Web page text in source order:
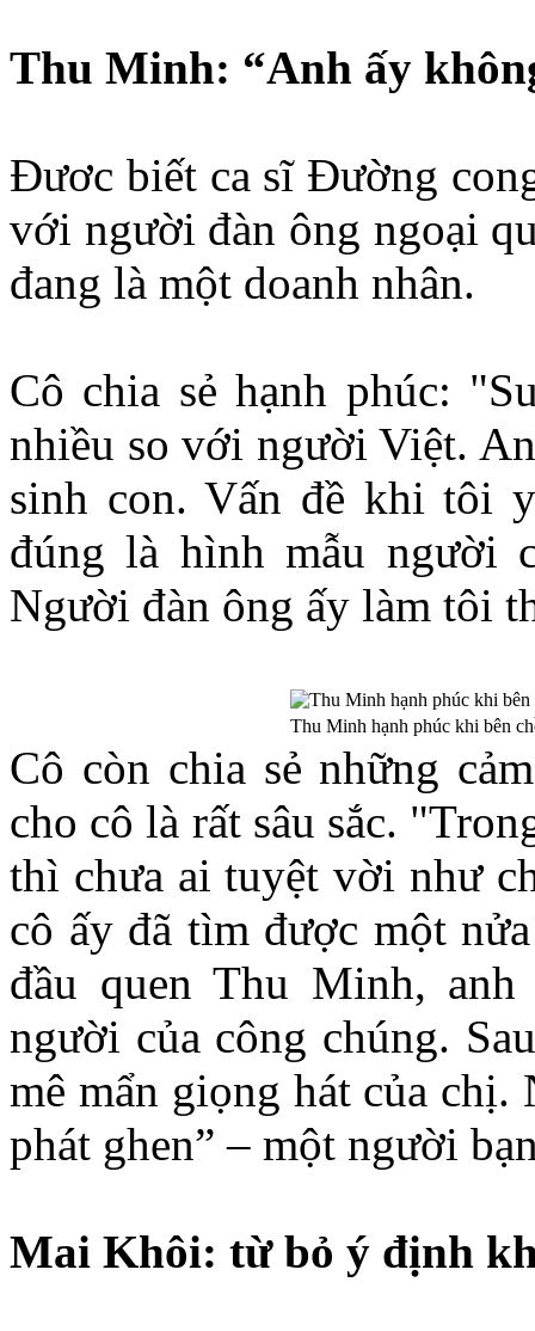
Thu Minh: “Anh ấy
Đươc biết ca sĩ Đường
với người đàn ông ngoại
đang là một doanh nhân.
Cô chia sẻ hạnh phúc:
nhiều so với người Việt.
sinh con. Vấn đề khi tôi
đúng là hình mẫu người
Người đàn ông ấy làm tôi
Thu Minh hạnh phúc khi bên
Cô còn chia sẻ những
cho cô là rất sâu sắc.
thì chưa ai tuyệt vời như
cô ấy đã tìm được một
đầu quen Thu Minh,
người của công chúng.
mê mẩn giọng hát của
phát ghen” – một người
Mai Khôi: từ bỏ ý định